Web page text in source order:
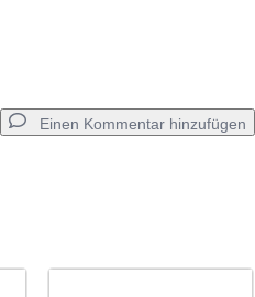
Einen Kommentar hinzufügen